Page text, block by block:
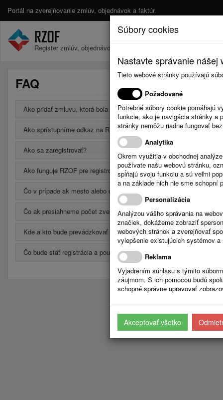
Portál na zverejňovanie zmlúv, objednávok a faktúr.
Register zmlúv, objednávok a faktúr.
FAQ
Ako pridať zmluvu, ktorá bola uzavretá na neurčito?
Ako sprístupníme odkaz na RZOF na vlastnej webovej stránke?
Ako sa zaregistrovať?
Ako funguje RZOF pre registrovaných používateľov?
Čo v prípade ak mesto alebo obec má svoju webovú stránku a chce
Čo ak presiahneme počet zverejnených údajov v bezplatnej verzii?
Kde a kto bude prevádzkovať portál?
Čo bude stáť registrácia a používanie?
Súbory cookies
Nastavte správanie
Tieto webové stránky používajú
Požadované
Potrebné súbory cookie pomáhajú
funkcie, ako je navigácia stránky a
stránky nemôžu riadne fungovať
Analytika
Okrem využitia v obchodnej
používate našu webovú stránku,
spĺňajú svoju funkciu a sú veľmi
a na základe nich nie sme schopní
Personalizácia
Analýzou vášho správania na
značiek, dokážeme zobraziť
webových stránok a zverejňovať
vylepšenie existujúcich systémov
Reklama
Vyjadrením súhlasu s týmito
záujmom. S ich pomocou budú
schopné správne upravovať
Akceptovať všetko